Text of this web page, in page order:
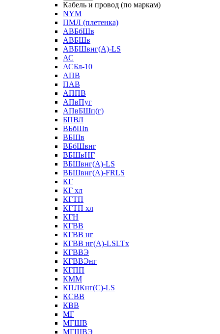
Кабель и провод (по маркам)
NYM
ПМЛ (плетенка)
АВБбШв
АВБШв
АВБШвнг(А)-LS
АС
АСБл-10
АПВ
ПАВ
АППВ
АПвПуг
АПвБШп(г)
БПВЛ
ВБбШв
ВБШв
ВБбШвнг
ВБШвНГ
ВБШвнг(А)-LS
ВБШвнг(А)-FRLS
КГ
КГ хл
КГТП
КГТП хл
КГН
КГВВ
КГВВ нг
КГВВ нг(А)-LSLTx
КГВВЭ
КГВВЭнг
КГПП
КММ
КПЛКнг(C)-LS
КСВВ
КВВ
МГ
МГШВ
МГШВЭ